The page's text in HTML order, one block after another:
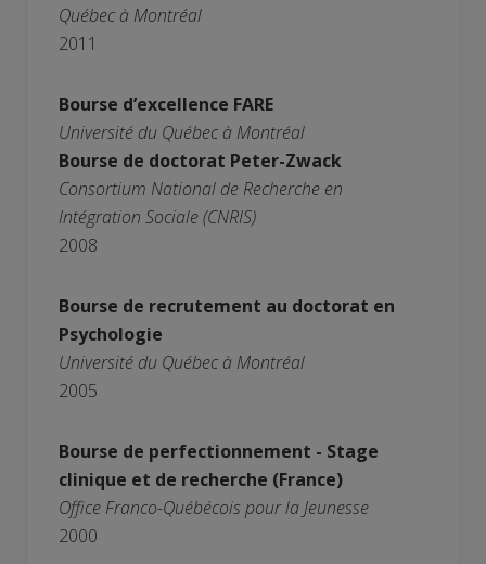
Québec à Montréal
2011
Bourse d’excellence FARE
Université du Québec à Montréal
Bourse de doctorat Peter-Zwack
Consortium National de Recherche en
Intégration Sociale (CNRIS)
2008
Bourse de recrutement au doctorat en
Psychologie
Université du Québec à Montréal
2005
Bourse de perfectionnement - Stage
clinique et de recherche (France)
Office Franco-Québécois pour la Jeunesse
2000